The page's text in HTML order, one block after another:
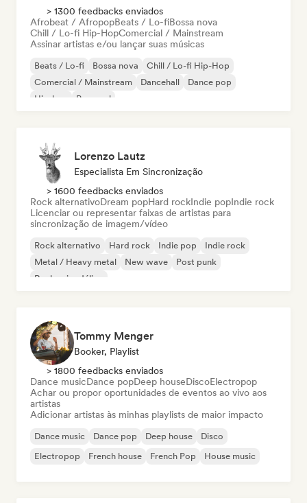
> 1300 feedbacks enviados
Afrobeat / AfropopBeats / Lo-fiBossa nova
Chill / Lo-fi Hip-HopComercial / Mainstream
Assinar artistas e/ou lançar suas músicas
Beats / Lo-fi Bossa nova
Chill / Lo-fi Hip-Hop
Comercial / Mainstream
Dancehall
Dance pop
Hip-hop
Pop soul
Lorenzo Lautz
Especialista Em Sincronização
> 1600 feedbacks enviados
Rock alternativoDream popHard rockIndie popIndie rock
Licenciar ou representar faixas de artistas para
sincronização de imagem/vídeo
Rock alternativo Hard rock Indie pop
Indie rock
Metal / Heavy metal
New wave
Post punk
Rock psicodélico
Tommy Menger
Booker, Playlist
> 1800 feedbacks enviados
Dance musicDance popDeep houseDiscoElectropop
Achar ou propor oportunidades de eventos ao vivo aos
artistas
Adicionar artistas às minhas playlists de maior impacto
Dance music Dance pop Deep house
Disco
Electropop
French house French Pop House music